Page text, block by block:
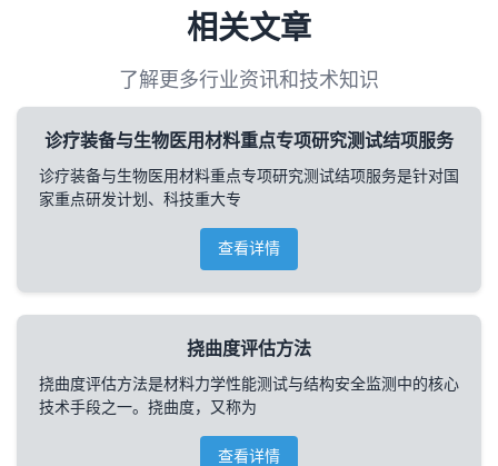
相关文章
了解更多行业资讯和技术知识
诊疗装备与生物医用材料重点专项研究测试结项服务
诊疗装备与生物医用材料重点专项研究测试结项服务是针对国
家重点研发计划、科技重大专
查看详情
挠曲度评估方法
挠曲度评估方法是材料力学性能测试与结构安全监测中的核心
技术手段之一。挠曲度，又称为
查看详情